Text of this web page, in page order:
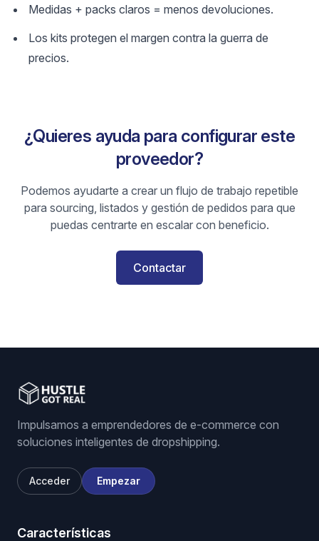
Medidas + packs claros = menos devoluciones.
Los kits protegen el margen contra la guerra de
precios.
¿Quieres ayuda para configurar este
proveedor?
Podemos ayudarte a crear un flujo de trabajo repetible
para sourcing, listados y gestión de pedidos para que
puedas centrarte en escalar con beneficio.
Contactar
Impulsamos a emprendedores de e-commerce con
soluciones inteligentes de dropshipping.
Acceder Empezar
Características